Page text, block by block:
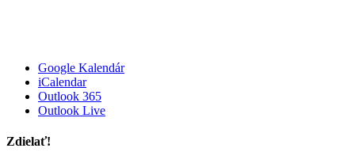
Google Kalendár
iCalendar
Outlook 365
Outlook Live
Zdielať!